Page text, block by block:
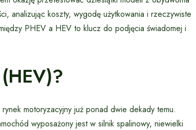
analizując koszty, wygodę użytkowania i rzeczywiste
PHEV a HEV to klucz do podjęcia świadomej i
motoryzacyjny już ponad dwie dekady temu.
wyposażony jest w silnik spalinowy, niewielki